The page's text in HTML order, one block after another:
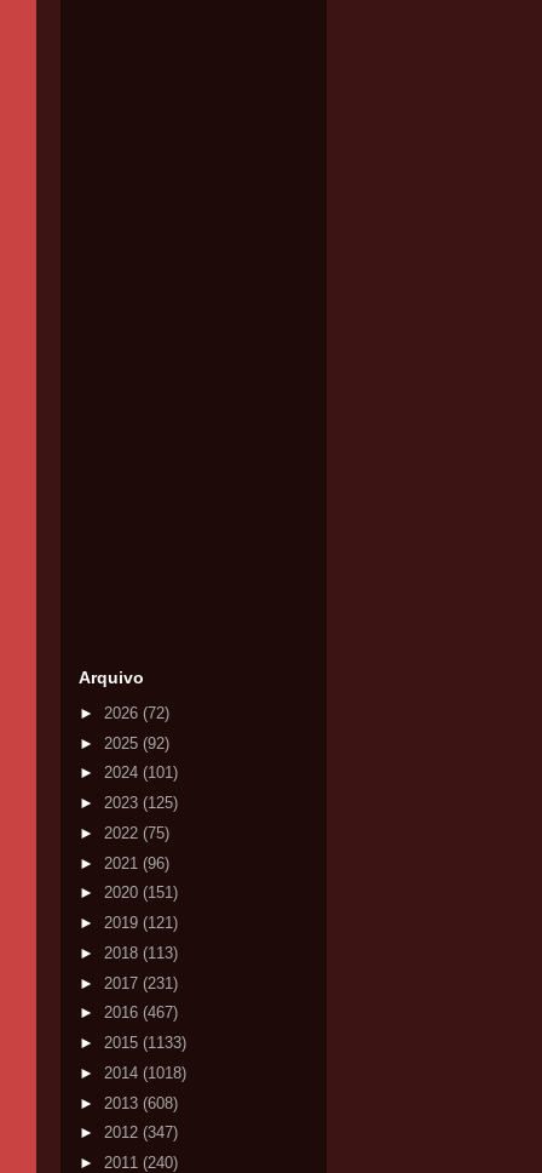
Arquivo
► 2026 (72)
► 2025 (92)
► 2024 (101)
► 2023 (125)
► 2022 (75)
► 2021 (96)
► 2020 (151)
► 2019 (121)
► 2018 (113)
► 2017 (231)
► 2016 (467)
► 2015 (1133)
► 2014 (1018)
► 2013 (608)
► 2012 (347)
► 2011 (240)